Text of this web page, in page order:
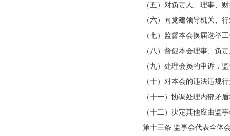
（五）对负责人、理事、
（六）向党建领导机关、
（七）监督本会换届选举
（八）督促本会理事、负
（九）处理会员的申诉，
（十）对本会的违法违规
（十一）协调处理内部矛
（十二）决定其他应由监
第十三条 监事会代表全体